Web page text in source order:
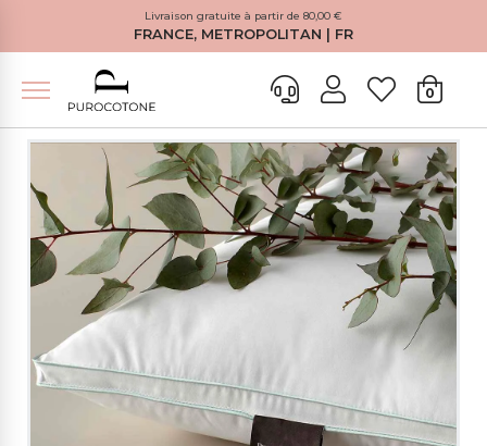
Livraison gratuite à partir de 80,00 €
FRANCE, METROPOLITAN | FR
0